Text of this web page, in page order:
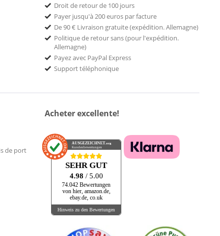
Droit de retour de 100 jours
Payer jusqu'à 200 euros par facture
De 90 € Livraison gratuite (expédition. Allemagne)
Politique de retour sans (pour l'expédition.
Allemagne)
Payez avec PayPal Express
Support téléphonique
de port
Acheter excellente!
AUSGEZEICHNET .org
Kundenbewertungen
SEHR GUT
4.98 / 5.00
74.042 Bewertungen
von hier, amazon.de,
ebay.de, co.uk
Hinweis zu den Bewertungen